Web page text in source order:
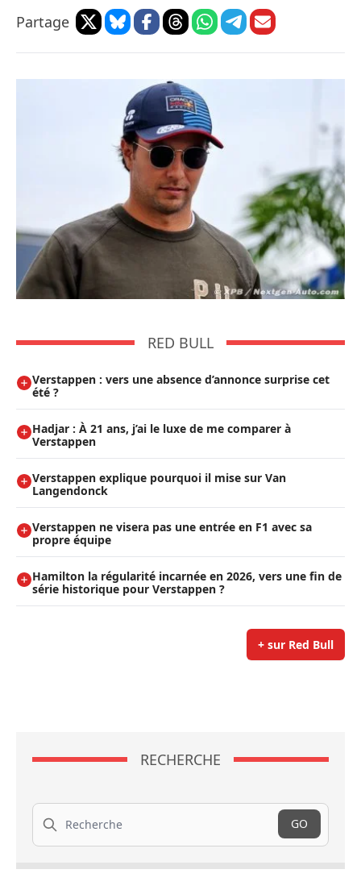
Partage
RED BULL
Verstappen : vers une absence d’annonce surprise cet
été ?
Hadjar : À 21 ans, j’ai le luxe de me comparer à
Verstappen
Verstappen explique pourquoi il mise sur Van
Langendonck
Verstappen ne visera pas une entrée en F1 avec sa
propre équipe
Hamilton la régularité incarnée en 2026, vers une fin de
série historique pour Verstappen ?
+ sur Red Bull
RECHERCHE
Recherche
GO